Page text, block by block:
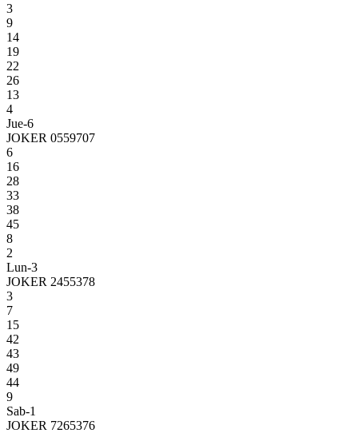
3
9
14
19
22
26
13
4
Jue-6
JOKER 0559707
6
16
28
33
38
45
8
2
Lun-3
JOKER 2455378
3
7
15
42
43
49
44
9
Sab-1
JOKER 7265376